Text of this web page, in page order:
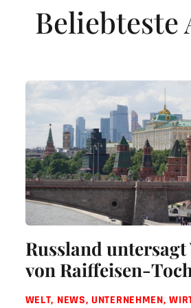
Beliebteste
Russland
von Raiffeisen-
WELT, NEWS, UNTERNEHMEN,